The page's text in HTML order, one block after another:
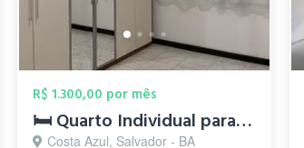
R$ 1.300,00 por mês
🛏️ Quarto Individual para Mulheres — Di...
Costa Azul, Salvador - BA